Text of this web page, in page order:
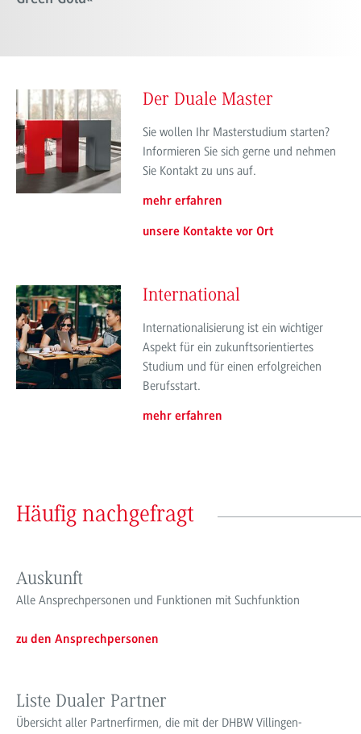
Der Duale Master
Sie wollen Ihr Masterstudium starten?
Informieren Sie sich gerne und nehmen
Sie Kontakt zu uns auf.
mehr erfahren
unsere Kontakte vor Ort
International
Internationalisierung ist ein wichtiger
Aspekt für ein zukunftsorientiertes
Studium und für einen erfolgreichen
Berufsstart.
mehr erfahren
Häufig nachgefragt
Auskunft
Alle Ansprechpersonen und Funktionen mit Suchfunktion
zu den Ansprechpersonen
Liste Dualer Partner
Übersicht aller Partnerfirmen, die mit der DHBW Villingen-